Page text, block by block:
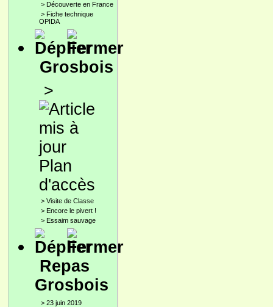
> Découverte en France
> Fiche technique
OPIDA
Grosbois
>
Plan
d'accès
> Visite de Classe
> Encore le pivert !
> Essaim sauvage
Repas
Grosbois
> 23 juin 2019